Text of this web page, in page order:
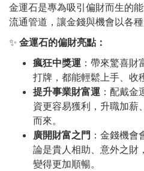
金運石是專為吸引偏財而生的
流通管道，讓金錢與機會以各種
✨ 金運石的偏財亮點：
瘋狂中獎運 ：帶來驚喜
打牌，都能輕鬆上手、收
提升事業財富運 ：配戴
資更容易獲利，升職加薪
而來。
廣開財富之門 ：金錢機
論是貴人相助、意外之財
變得更加順暢。